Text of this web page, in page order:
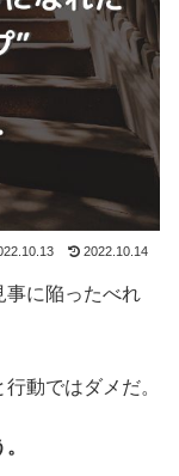
2022.10.14
事に陥ったべれ
動ではダメだ。